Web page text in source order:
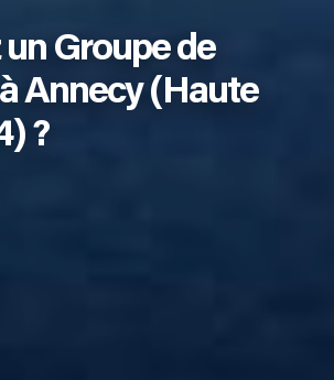
un Groupe de
Annecy (Haute
?